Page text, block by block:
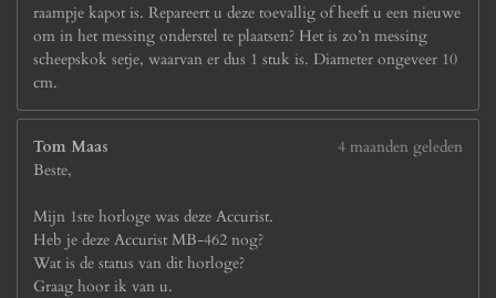
raampje kapot is. Repareert u deze toevallig of heeft u een nieuwe
om in het messing onderstel te plaatsen? Het is zo’n messing
scheepskok setje, waarvan er dus 1 stuk is. Diameter ongeveer 10
cm.
Tom Maas
4 maanden geleden
Beste,
Mijn 1ste horloge was deze Accurist.
Heb je deze Accurist MB-462 nog?
Wat is de status van dit horloge?
Graag hoor ik van u.